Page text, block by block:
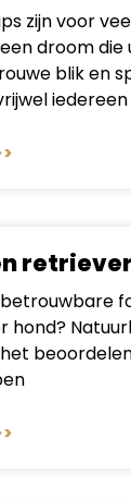
zijn voor
droom die
blik en
retriever
betrouwbare
hond?